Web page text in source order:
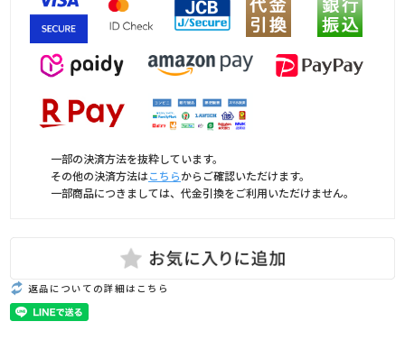
一部の決済方法を抜粋しています。
その他の決済方法はこちらからご確認いただけます。
一部商品につきましては、代金引換をご利用いただけません。
返品についての詳細はこちら